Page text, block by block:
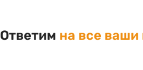
Ответим на все